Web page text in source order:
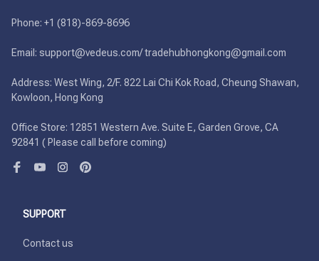
Phone: +1 (818)-869-8696
Email: support@vedeus.com/ tradehubhongkong@gmail.com
Address: West Wing, 2/F. 822 Lai Chi Kok Road, Cheung Shawan,
Kowloon, Hong Kong
Office Store: 12851 Western Ave. Suite E, Garden Grove, CA
92841 ( Please call before coming)
SUPPORT
Contact us